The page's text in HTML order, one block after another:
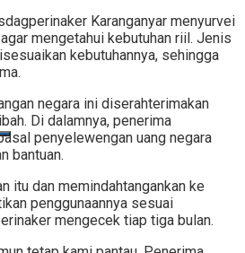
Karanganyar menyurvei
mengetahui kebutuhan riil. Jenis
kebutuhannya, sehingga
negara ini diserahterimakan
Di dalamnya, penerima
penyelewengan uang negara
bantuan.
itu dan memindahtangankan ke
penggunaannya sesuai
mengecek tiap tiga bulan.